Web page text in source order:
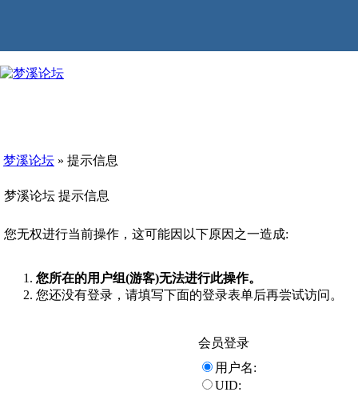
梦溪论坛 » 提示信息
梦溪论坛 提示信息
您无权进行当前操作，这可能因以下原因之一造成:
您所在的用户组(游客)无法进行此操作。
您还没有登录，请填写下面的登录表单后再尝试访问。
会员登录
用户名:
UID: